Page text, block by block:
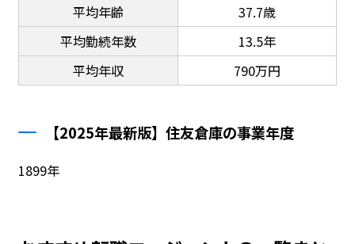
平均年齢
37.7歳
平均勤続年数
13.5年
平均年収
790万円
【2025年最新版】住友倉庫の事業年度
1899年